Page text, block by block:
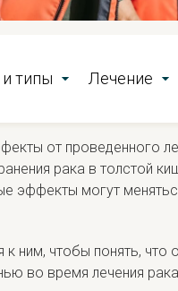
типы Лечение
от проведенного
рака в толстой
эффекты могут
к ним, чтобы понять,
во время лечения